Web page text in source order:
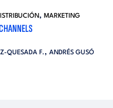
, MARKETING
QUESADA F., ANDRÉS GUSÓ